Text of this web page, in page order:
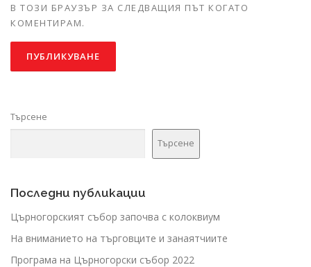
В ТОЗИ БРАУЗЪР ЗА СЛЕДВАЩИЯ ПЪТ КОГАТО
КОМЕНТИРАМ.
Търсене
Търсене
Последни публикации
Църногорският събор започва с колоквиум
На вниманието на търговците и занаятчиите
Програма на Църногорски събор 2022